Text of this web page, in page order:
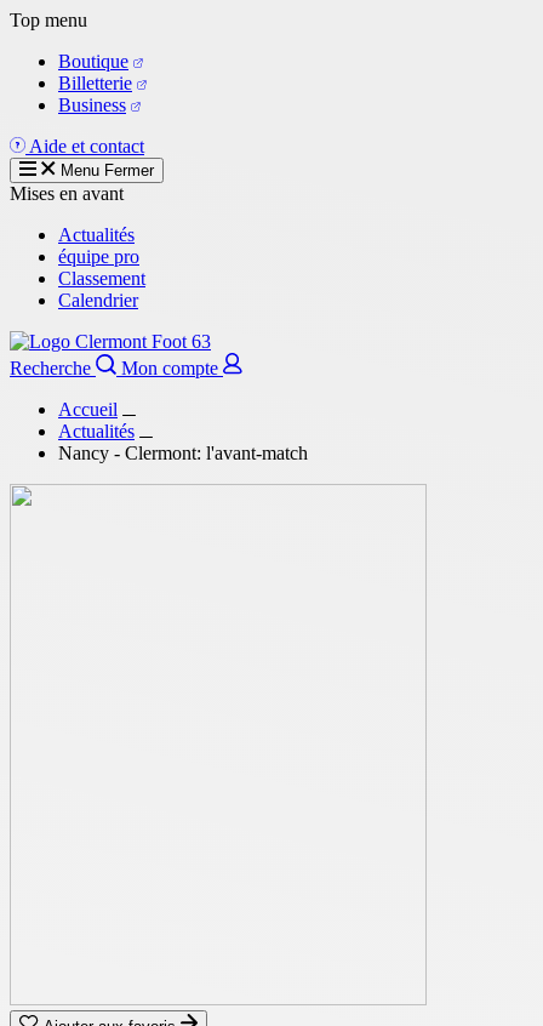
Aller
contenu
principal
Top menu
Boutique
Billetterie
Business
Aide et contact
Menu Fermer
Mises en avant
Actualités
équipe pro
Classement
Calendrier
Recherche
Mon compte
Accueil
Actualités
Nancy - Clermont: l'avant-match